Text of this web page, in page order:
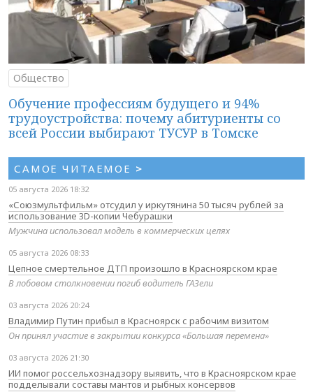
Общество
Обучение профессиям будущего и 94%
трудоустройства: почему абитуриенты со
всей России выбирают ТУСУР в Томске
САМОЕ ЧИТАЕМОЕ >
05 августа 2026 18:32
«Союзмультфильм» отсудил у иркутянина 50 тысяч рублей за
использование 3D-копии Чебурашки
Мужчина использовал модель в коммерческих целях
05 августа 2026 08:33
Цепное смертельное ДТП произошло в Красноярском крае
В лобовом столкновении погиб водитель ГАЗели
03 августа 2026 20:24
Владимир Путин прибыл в Красноярск с рабочим визитом
Он принял участие в закрытии конкурса «Большая перемена»
03 августа 2026 21:30
ИИ помог россельхознадзору выявить, что в Красноярском крае
подделывали составы мантов и рыбных консервов